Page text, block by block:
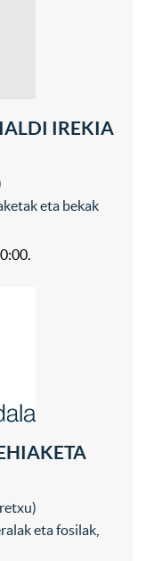
IREKIA
eta bekak
eta fosilak